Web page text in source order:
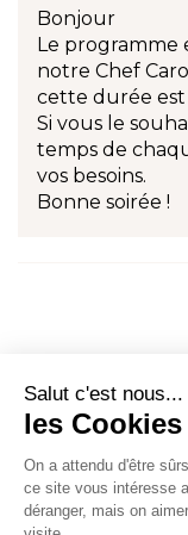
Bonjour
Le programme
notre Chef
cette durée est
Si vous le
temps de
vos besoins.
Bonne soirée !
CONTACT